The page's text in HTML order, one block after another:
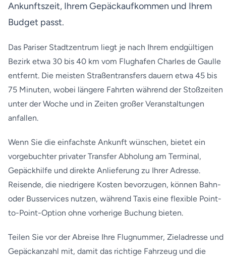
Ankunftszeit, Ihrem Gepäckaufkommen und Ihrem
Budget passt.
Das Pariser Stadtzentrum liegt je nach Ihrem endgültigen
Bezirk etwa 30 bis 40 km vom Flughafen Charles de Gaulle
entfernt. Die meisten Straßentransfers dauern etwa 45 bis
75 Minuten, wobei längere Fahrten während der Stoßzeiten
unter der Woche und in Zeiten großer Veranstaltungen
anfallen.
Wenn Sie die einfachste Ankunft wünschen, bietet ein
vorgebuchter privater Transfer Abholung am Terminal,
Gepäckhilfe und direkte Anlieferung zu Ihrer Adresse.
Reisende, die niedrigere Kosten bevorzugen, können Bahn-
oder Busservices nutzen, während Taxis eine flexible Point-
to-Point-Option ohne vorherige Buchung bieten.
Teilen Sie vor der Abreise Ihre Flugnummer, Zieladresse und
Gepäckanzahl mit, damit das richtige Fahrzeug und die